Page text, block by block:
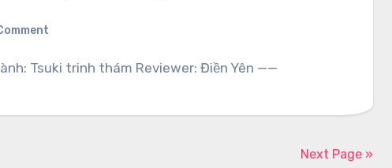
Tsuki trinh thám Reviewer: Điền Yên ——
Next Page »